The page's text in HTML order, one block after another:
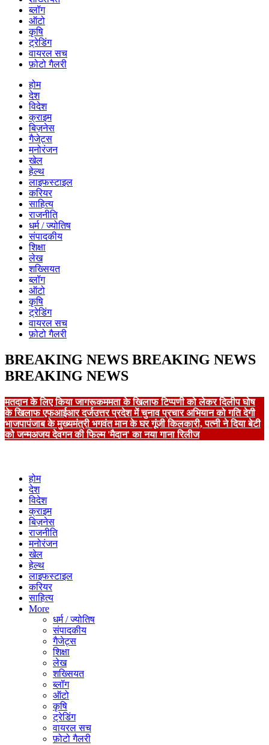
ब्लॉग
ऑटो
कृषि
ट्रेडिंग
वायरल सच
फ़ोटो गैलरी
होम
देश
विदेश
क्राइम
बिज़नेस
गैजेट्स
मनोरंजन
खेल
हेल्थ
लाइफस्टाइल
करियर
साहित्य
राजनीति
धर्म / ज्योतिष
संपादकीय
शिक्षा
लेख
शख्सियत
ब्लॉग
ऑटो
कृषि
ट्रेडिंग
वायरल सच
फ़ोटो गैलरी
BREAKING NEWS BREAKING NEWS
BREAKING NEWS
मतदान के लिए किया जागरूकममता के खिलाफ टिप्पणी को लेकर दिलीप घोष
के खिलाफ एफआईआर दर्जउत्तर प्रदेश में चुनाव प्रचार अभियान को गति देगी
भाजपापंजाब के मुख्यमंत्री भगवंत मान के घर गूंजी किलकारी, पत्नी ने दिया बेटी
को जन्मअजय देवगन की फिल्म 'मैदान' का नया गाना रिलीज
होम
देश
विदेश
क्राइम
बिज़नेस
राजनीति
मनोरंजन
खेल
हेल्थ
लाइफस्टाइल
करियर
साहित्य
More
धर्म / ज्योतिष
संपादकीय
गैजेट्स
शिक्षा
लेख
शख्सियत
ब्लॉग
ऑटो
कृषि
ट्रेडिंग
वायरल सच
फ़ोटो गैलरी